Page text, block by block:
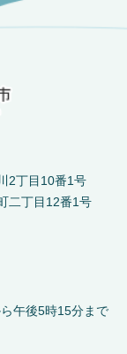
2丁目10番1号
二丁目12番1号
午後5時15分まで